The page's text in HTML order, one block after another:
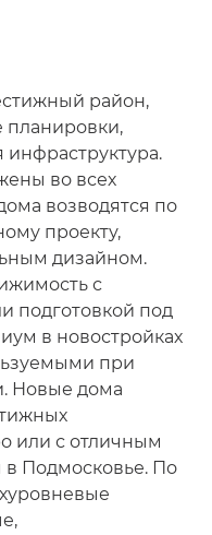
район,
инфраструктура.
во всех
возводятся по
проекту,
дизайном.
с
подготовкой под
в новостройках
при
Новые дома
или с отличным
Подмосковье. По